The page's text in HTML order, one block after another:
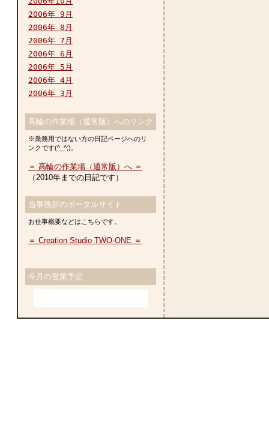
2006年 9月
2006年 8月
2006年 7月
2006年 6月
2006年 5月
2006年 4月
2006年 3月
高輪の作業場（通常版）へのリンク
※業務用ではない方の日記ページへのリ
ンクです(^_^;)。
＝ 高輪の作業場（通常版）へ ＝
（2010年までの日記です）
当事務所のポータルサイト
お仕事概要などはこちらです。
＝ Creation Studio TWO-ONE ＝
今月の営業予定